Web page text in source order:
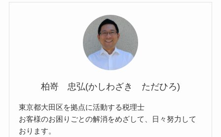
柏嵜 忠弘(かしわざき ただひろ)
東京都大田区を拠点に活動する税理士
お客様のお困りごとの解消をめざして、日々努力して
おります。